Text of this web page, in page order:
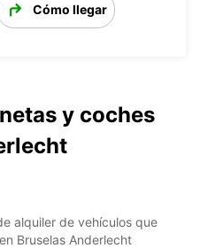
Cómo llegar
y coches
alquiler de vehículos que
Bruselas Anderlecht